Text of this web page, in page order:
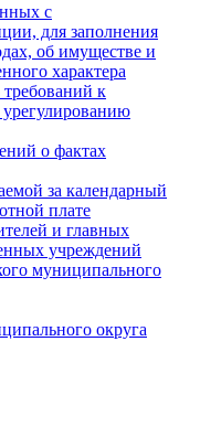
с
для заполнения
об имуществе и
характера
к
о фактах
за календарный
плате
и главных
учреждений
муниципального
округа